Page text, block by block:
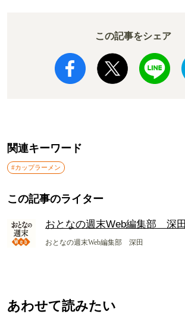
この記事をシェア
関連キーワード
#カップラーメン
この記事のライター
おとなの週末Web編集部 深田
おとなの週末Web編集部 深田
あわせて読みたい